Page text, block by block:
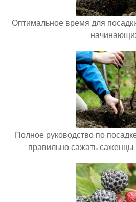
Оптимальное время для
Полное руководство по
правильно сажать саженцы